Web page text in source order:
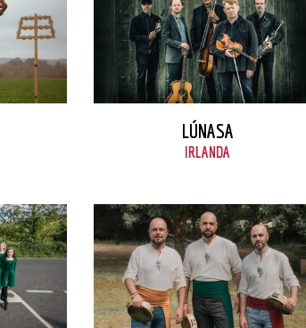
LÚNASA
IRLANDA
VER FICHA